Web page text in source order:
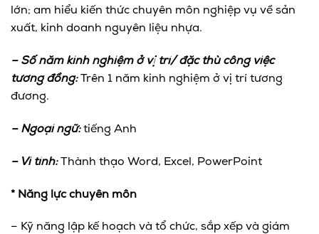
lớn; am hiểu kiến thức chuyên môn nghiệp vụ về sản
xuất, kinh doanh nguyên liệu nhựa.
– Số năm kinh nghiệm ở vị trí/ đặc thù công việc
tương đồng:Trên 1 năm kinh nghiệm ở vị trí tương
đương.
– Ngoại ngữ:tiếng Anh
– Vi tính:Thành thạo Word, Excel, PowerPoint
* Năng lực chuyên môn
– Kỹ năng lập kế hoạch và tổ chức, sắp xếp và giám